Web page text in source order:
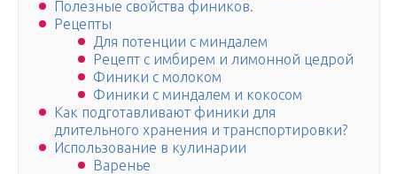
Полезные свойства фиников.
Рецепты
Для потенции с миндалем
Рецепт с имбирем и лимонной цедрой
Финики с молоком
Финики с миндалем и кокосом
Как подготавливают финики для
длительного хранения и транспортировки?
Использование в кулинарии
Варенье